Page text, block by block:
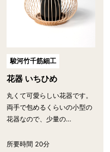
駿河竹千筋細工
花器 いちひめ
丸くて可愛らしい花器です。
両手で包めるくらいの小型の
花器なので、少量の…
所要時間 20分